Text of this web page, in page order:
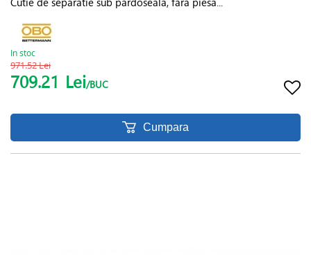
In stoc
971.52 Lei
709.21 Lei/BUC
Cumpara